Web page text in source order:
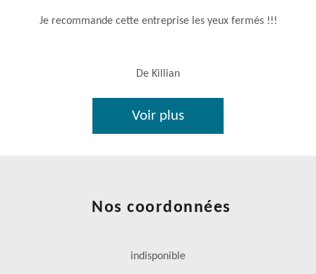
Je recommande cette entreprise les yeux fermés !!!
De Killian
Voir plus
Nos coordonnées
indisponible